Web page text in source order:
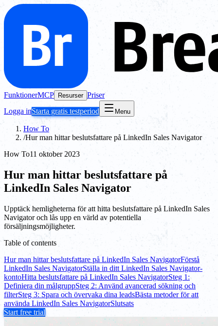
FunktionerMCP Resurser Priser
Logga inStarta gratis testperiod Menu
How To
/Hur man hittar beslutsfattare på LinkedIn Sales Navigator
How To11 oktober 2023
Hur man hittar beslutsfattare på
LinkedIn Sales Navigator
Upptäck hemligheterna för att hitta beslutsfattare på LinkedIn Sales
Navigator och lås upp en värld av potentiella
försäljningsmöjligheter.
Table of contents
Hur man hittar beslutsfattare på LinkedIn Sales NavigatorFörstå
LinkedIn Sales NavigatorStälla in ditt LinkedIn Sales Navigator-
kontoHitta beslutsfattare på LinkedIn Sales NavigatorSteg 1:
Definiera din målgruppSteg 2: Använd avancerad sökning och
filterSteg 3: Spara och övervaka dina leadsBästa metoder för att
använda LinkedIn Sales NavigatorSlutsats
Start free trial